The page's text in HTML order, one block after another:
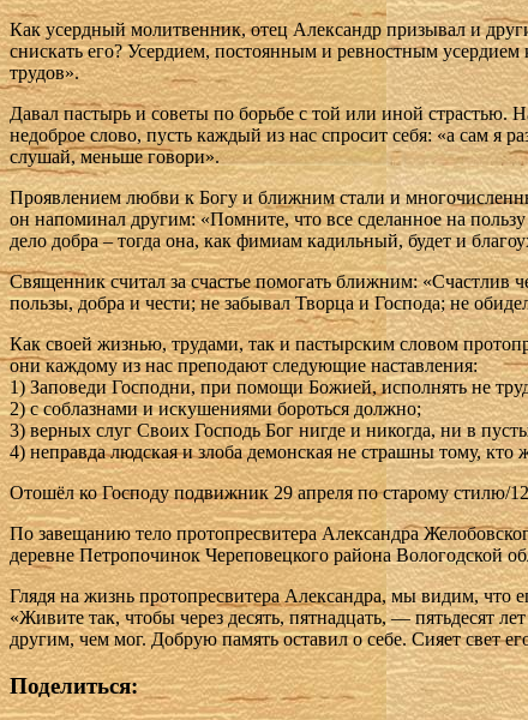
Как усердный молитвенник, отец Александр призывал и
снискать его? Усердием, постоянным и ревностным
трудов».
Давал пастырь и советы по борьбе с той или иной страстью.
недоброе слово, пусть каждый из нас спросит себя: «а сам я
слушай, меньше говори».
Проявлением любви к Богу и ближним стали и
он напоминал другим: «Помните, что все сделанное на
дело добра – тогда она, как фимиам кадильный, будет и
Священник считал за счастье помогать ближним: «Счастлив
пользы, добра и чести; не забывал Творца и Господа; не
Как своей жизнью, трудами, так и пастырским словом
они каждому из нас преподают следующие наставления:
1) Заповеди Господни, при помощи Божией, исполнять не
2) с соблазнами и искушениями бороться должно;
3) верных слуг Своих Господь Бог нигде и никогда, ни в
4) неправда людская и злоба демонская не страшны тому,
Отошёл ко Господу подвижник 29 апреля по старому стилю/
По завещанию тело протопресвитера Александра
деревне Петропочинок Череповецкого района Вологодской
Глядя на жизнь протопресвитера Александра, мы видим, что
«Живите так, чтобы через десять, пятнадцать, — пятьдесят
другим, чем мог. Добрую память оставил о себе. Сияет свет
Поделиться: